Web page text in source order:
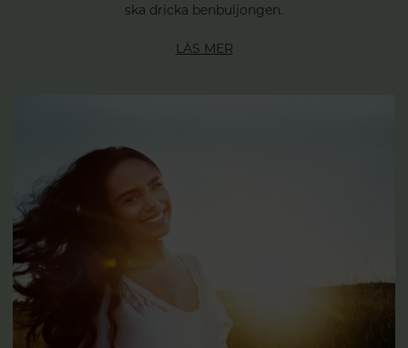
ska dricka benbuljongen.
LÄS MER